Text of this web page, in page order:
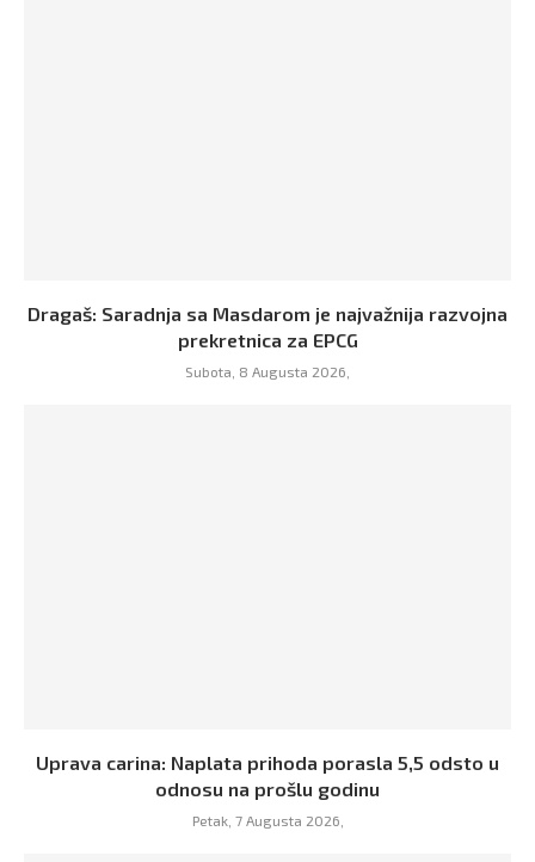
Dragaš: Saradnja sa Masdarom je najvažnija razvojna
prekretnica za EPCG
Subota, 8 Augusta 2026,
Uprava carina: Naplata prihoda porasla 5,5 odsto u
odnosu na prošlu godinu
Petak, 7 Augusta 2026,